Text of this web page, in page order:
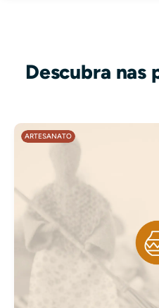
Descubra nas
ARTESANATO